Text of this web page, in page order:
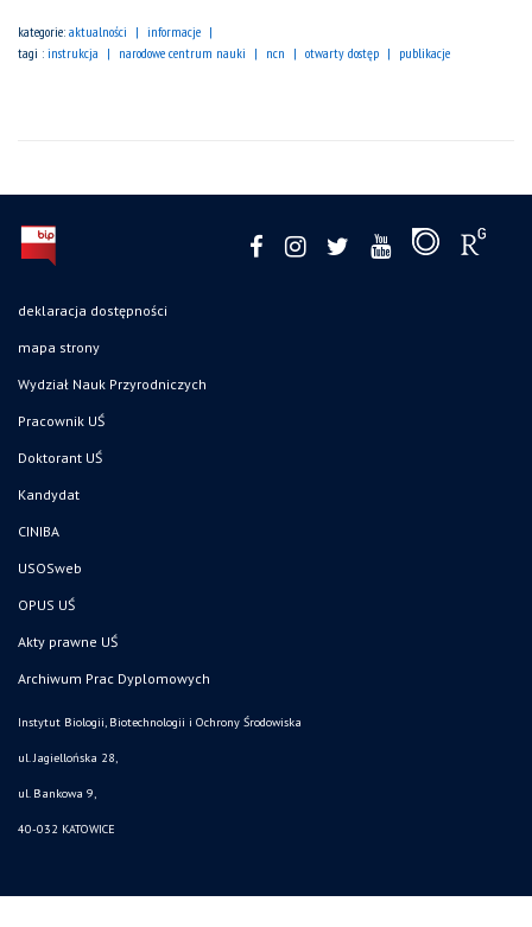
kategorie: aktualności
informacje
tagi : instrukcja narodowe centrum nauki ncn otwarty dostęp publikacje
deklaracja dostępności
mapa strony
Wydział Nauk Przyrodniczych
Pracownik UŚ
Doktorant UŚ
Kandydat
CINIBA
USOSweb
OPUS UŚ
Akty prawne UŚ
Archiwum Prac Dyplomowych
Instytut Biologii, Biotechnologii i Ochrony Środowiska
ul. Jagiellońska 28,
ul. Bankowa 9,
40-032 KATOWICE